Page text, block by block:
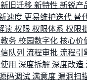
新旧迁移 新特性 新锐产
速度 更易维护迭代 替
读 权限 权限体系 权限
务 校园数字化 核心价
队列 流程审批 流程引
用 深度拆解 深度改造
码调试 满意度 漏洞扫